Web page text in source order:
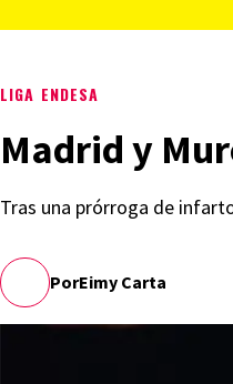
LIGA ENDESA
Madrid y
Tras una prórroga de
PorEimy Carta